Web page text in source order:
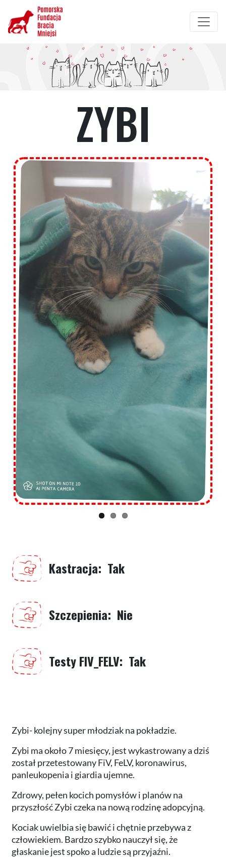
treści
ZYBI
Kastracja Tak
Szczepienia Nie
Testy FIV_FELV Tak
Zybi- kolejny super młodziak na pokładzie.
Zybi ma około 7 miesięcy, jest wykastrowany a dziś
został przetestowany FiV, FeLV, koronawirus,
panleukopenia i giardia ujemne.
Zdrowy, pełen kocich pomysłów i planów na
przyszłość Zybi czeka na nową rodzinę adopcyjną.
Kociak uwielbia się bawić i chętnie przebywa z
człowiekiem. Bardzo szybko nauczył się, że
głaskanie jest spoko a ludzie są przyjaźni.